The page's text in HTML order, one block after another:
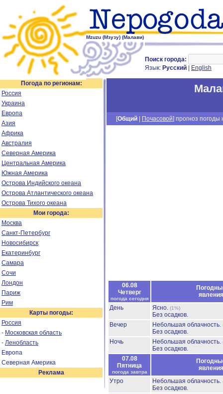
Mzuzu (Мзузу) (Малави)
Поиск города:
Язык: Русский English
Погода по регионам:
Россия
Украина
Европа
Азия
Африка
Австралия
Северная Америка
Центральная Америка
Южная Америка
Острова Индийского океана
Острова Атлантического океана
Острова Тихого океана
Мои города:
Москва
Санкт-Петербург
Новосибирск
Екатеринбург
Самара
Сочи
Лондон
Париж
Рим
Карты погоды:
Россия
- Московская область
- Ленобласть
Европа
Северная Америка
Реклама
[Общий Почасовой] прогноз погоды
06.08
Четверг
погода сегодня
явления
День
Ясно. (1%)
Без осадков.
Вечер
Небольшая облачность.
Без осадков.
Ночь
Небольшая облачность.
Без осадков.
07.08
Пятница
погода завтра
явления
Утро
Небольшая облачность.
Без осадков.